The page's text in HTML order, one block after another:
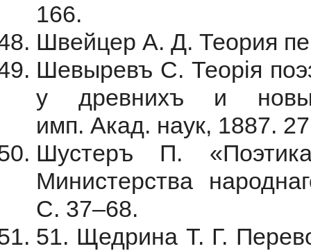
166.
Швейцер А. Д. Теория
Шевыревъ С. Теорiя
у древнихъ и
имп. Акад. наук, 1887.
Шустеръ П.
Министерства
С. 37–68.
51. Щедрина Т. Г.